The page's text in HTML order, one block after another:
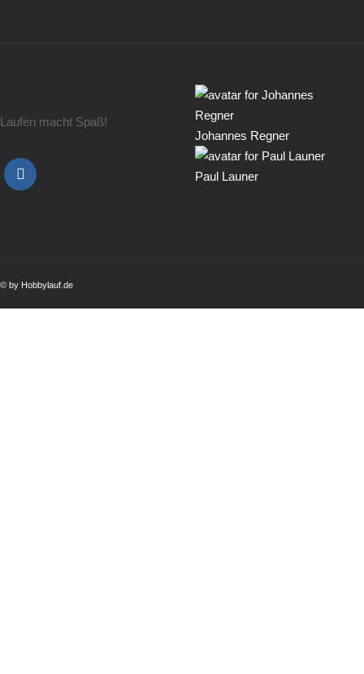
Laufen macht Spaß!
Johannes Regner
Paul Launer
© by Hobbylauf.de